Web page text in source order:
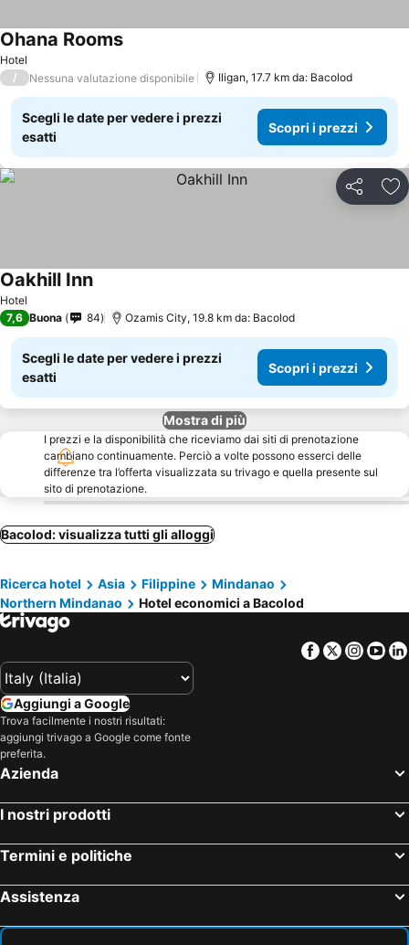
Hotel
Ohana Rooms
/ Nessuna valutazione disponibile Iligan, 17.7 km da: Bacolod
Scegli le date per vedere i prezzi
esatti
Scopri i prezzi
Condividi
Hotel
Oakhill Inn
7,6 Buona 84 Ozamis City, 19.8 km da: Bacolod
Scegli le date per vedere i prezzi
esatti
Scopri i prezzi
Mostra di più
I prezzi e la disponibilità che riceviamo dai siti di prenotazione
cambiano continuamente. Perciò a volte possono esserci delle
differenze tra l’offerta visualizzata su trivago e quella presente sul
sito di prenotazione.
Bacolod: visualizza tutti gli alloggi
Ricerca hotel Asia Filippine
Mindanao
Northern Mindanao
Hotel economici a Bacolod
Facebook
Twitter
Aggiungi a Google
Trova facilmente i nostri risultati:
aggiungi trivago a Google come fonte
preferita.
Azienda
I nostri prodotti
Termini e politiche
Assistenza